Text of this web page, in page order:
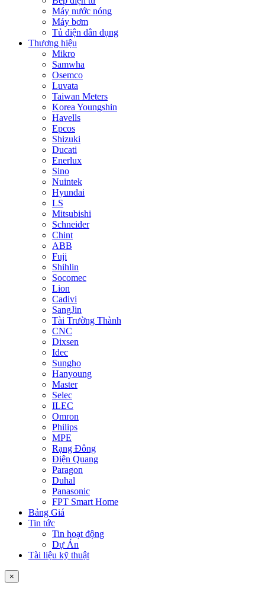
Máy nước nóng
Máy bơm
Tủ điện dân dụng
Thương hiệu
Mikro
Samwha
Osemco
Luvata
Taiwan Meters
Korea Youngshin
Havells
Epcos
Shizuki
Ducati
Enerlux
Sino
Nuintek
Hyundai
LS
Mitsubishi
Schneider
Chint
ABB
Fuji
Shihlin
Socomec
Lion
Cadivi
SangJin
Tài Trường Thành
CNC
Dixsen
Idec
Sungho
Hanyoung
Master
Selec
ILEC
Omron
Philips
MPE
Rạng Đông
Điện Quang
Paragon
Duhal
Panasonic
FPT Smart Home
Bảng Giá
Tin tức
Tin hoạt động
Dự Án
Tài liệu kỹ thuật
×